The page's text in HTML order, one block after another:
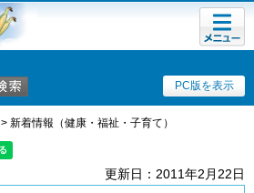
PC版を表示
メニュ
ー
> 新着情報（健康・福祉・子育て）
更新日：2011年2月22日